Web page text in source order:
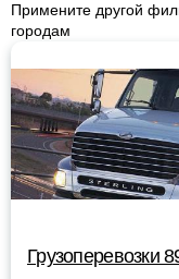
Примените другой
городам
Грузоперевозки